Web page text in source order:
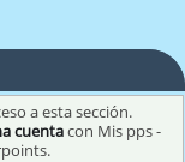
a esta sección.
cuentacon Mis pps -